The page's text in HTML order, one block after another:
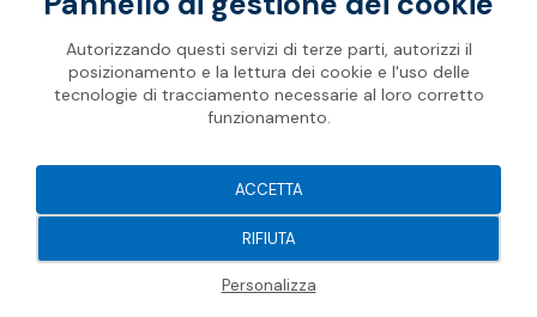
Soprema 2026
Autorizzando questi servizi di terze parti, autorizzi il
posizionamento e la lettura dei cookie e l'uso delle
tecnologie di tracciamento necessarie al loro corretto
funzionamento.
RIFIUTA
Personalizza
ACCETTA